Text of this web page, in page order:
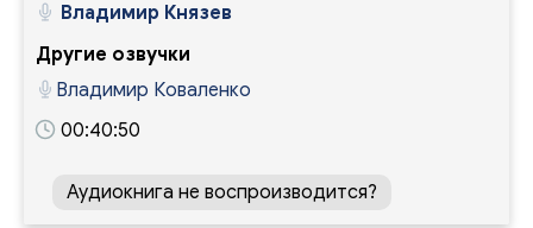
Владимир Князев
Другие озвучки
Владимир Коваленко
00:40:50
Аудиокнига не воспроизводится?